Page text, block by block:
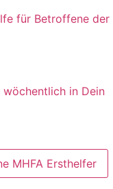
für Betroffene der
wöchentlich in Dein
MHFA Ersthelfer